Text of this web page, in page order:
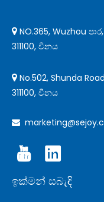
 NO.365, Wuzhou
311100, චීනය
 No.502, Shunda
311100, චීනය

ඉක්මන් සබැඳි